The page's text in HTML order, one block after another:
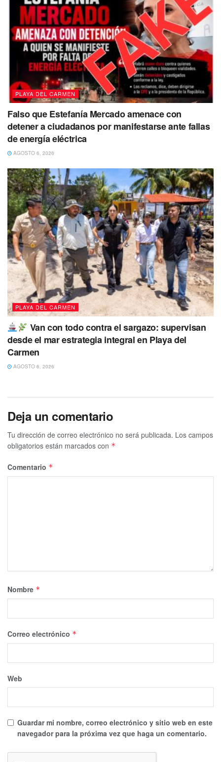
PLAYA DEL CARMEN
Falso que Estefanía Mercado amenace con
detener a ciudadanos por manifestarse ante fallas
de energía eléctrica
AGOSTO 6, 2026
PLAYA DEL CARMEN
Van con todo contra el sargazo: supervisan
desde el mar estrategia integral en Playa del
Carmen
AGOSTO 6, 2026
Deja un comentario
Tu dirección de correo electrónico no será publicada. Los campos
obligatorios están marcados con *
Comentario *
Nombre *
Correo electrónico *
Web
Guardar mi nombre, correo electrónico y sitio web en este
navegador para la próxima vez que haga un comentario.